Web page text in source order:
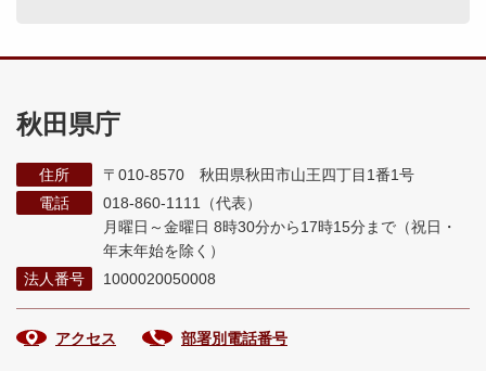
秋田県庁
住所
〒010-8570 秋田県秋田市山王四丁目1番1号
電話
018-860-1111（代表）
月曜日～金曜日 8時30分から17時15分まで （祝日・
年末年始を除く）
法人番号
1000020050008
アクセス 部署別電話番号